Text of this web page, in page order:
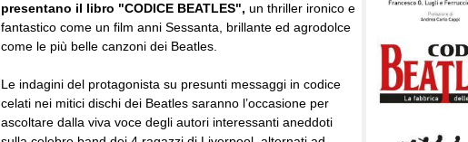
presentano il libro "CODICE BEATLES", un thriller ironico e
fantastico come un film anni Sessanta, brillante ed agrodolce
come le più belle canzoni dei Beatles.
Le indagini del protagonista su presunti messaggi in codice
celati nei mitici dischi dei Beatles saranno l’occasione per
ascoltare dalla viva voce degli autori interessanti aneddoti